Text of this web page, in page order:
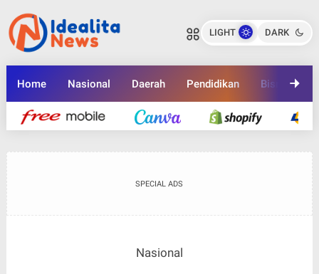
LIGHT DARK
Home Nasional Daerah Pendidikan Bisnis
SPECIAL ADS
Nasional